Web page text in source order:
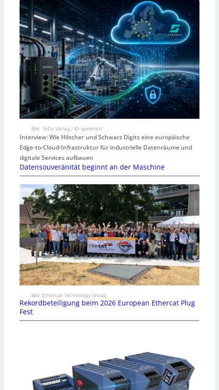
Bild: TeDo Verlag / KI-generiert
Interview: Wie Hilscher und Schwarz Digits eine europäische
Edge-to-Cloud-Infrastruktur für industrielle Datenräume und
digitale Services aufbauen
Datensouveränität beginnt an der Maschine
Bild: Ethercat Technology Group
Rekordbeteiligung beim 2026 European Ethercat Plug
Fest